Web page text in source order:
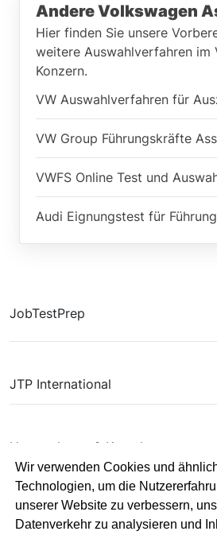
Wir verwenden Cookies und
Technologien, um die
unserer Website zu verbessern,
Datenverkehr zu analysieren und
Andere Volkswagen
Hier finden Sie unsere
weitere Auswahlverfahren im
Konzern.
VW Auswahlverfahren für
VW Group Führungskräfte
VWFS Online Test und
Audi Eignungstest für
JobTestPrep
JTP International
Unternehmen & Kontakt
Kooperationen